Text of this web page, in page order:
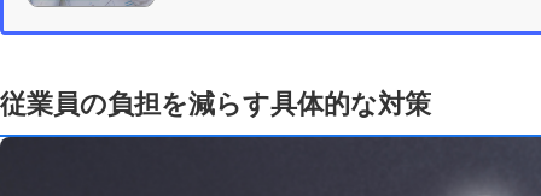
従業員の負担を減らす具体的な対策